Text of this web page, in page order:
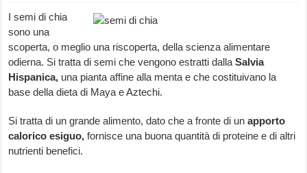
I semi di chia
sono una
scoperta, o meglio una riscoperta, della scienza alimentare
odierna. Si tratta di semi che vengono estratti dallaSalvia
Hispanica, una pianta affine alla menta e che costituivano la
base della dieta di Maya e Aztechi.
Si tratta di un grande alimento, dato che a fronte di unapporto
calorico esiguo,fornisce una buona quantità di proteine e di altri
nutrienti benefici.